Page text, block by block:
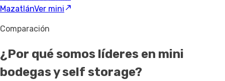
MazatlánVer mini
Comparación
¿Por qué somos líderes en mini
bodegas y self storage?